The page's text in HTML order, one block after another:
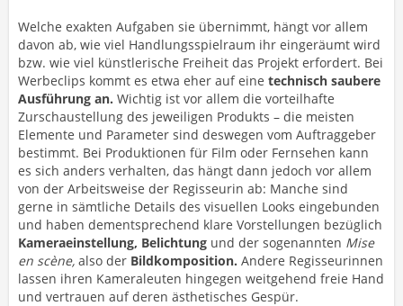
Welche exakten Aufgaben sie übernimmt, hängt vor allem
davon ab, wie viel Handlungsspielraum ihr eingeräumt wird
bzw. wie viel künstlerische Freiheit das Projekt erfordert. Bei
Werbeclips kommt es etwa eher auf eine technisch saubere
Ausführung an. Wichtig ist vor allem die vorteilhafte
Zurschaustellung des jeweiligen Produkts – die meisten
Elemente und Parameter sind deswegen vom Auftraggeber
bestimmt. Bei Produktionen für Film oder Fernsehen kann
es sich anders verhalten, das hängt dann jedoch vor allem
von der Arbeitsweise der Regisseurin ab: Manche sind
gerne in sämtliche Details des visuellen Looks eingebunden
und haben dementsprechend klare Vorstellungen bezüglich
Kameraeinstellung, Belichtung und der sogenannten Mise
en scène, also der Bildkomposition. Andere Regisseurinnen
lassen ihren Kameraleuten hingegen weitgehend freie Hand
und vertrauen auf deren ästhetisches Gespür.